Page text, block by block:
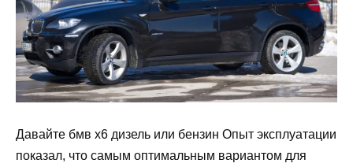
Давайте бмв х6 дизель или бензин Опыт эксплуатации
показал, что самым оптимальным вариантом для